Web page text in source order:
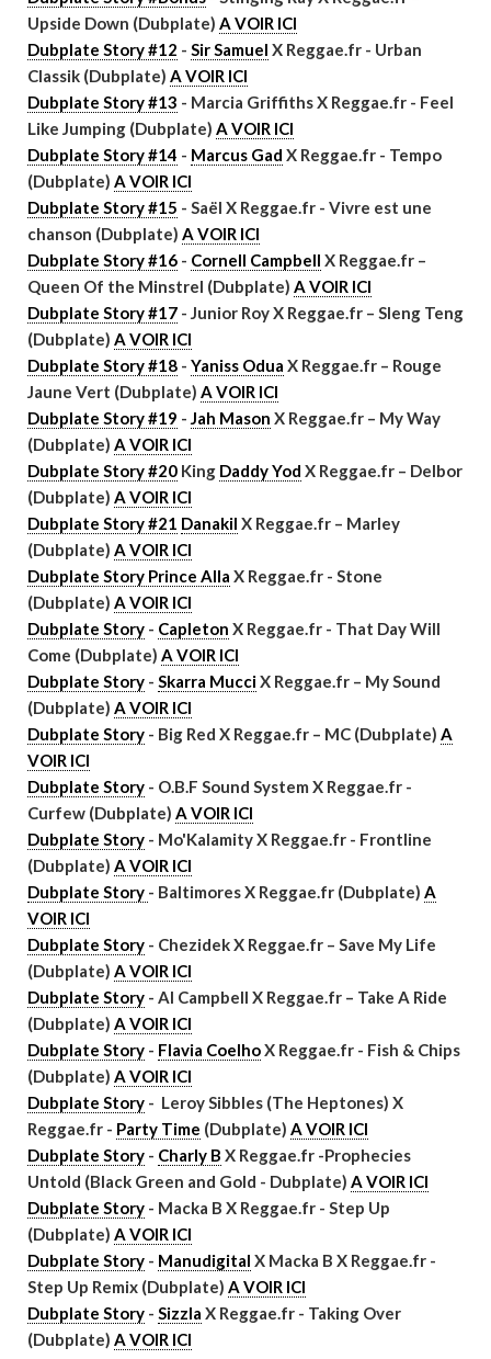
Upside Down (Dubplate) A VOIR ICI
Dubplate Story #12 - Sir Samuel X Reggae.fr - Urban
Classik (Dubplate) A VOIR ICI
Dubplate Story #13 - Marcia Griffiths X Reggae.fr - Feel
Like Jumping (Dubplate) A VOIR ICI
Dubplate Story #14 - Marcus Gad X Reggae.fr - Tempo
(Dubplate) A VOIR ICI
Dubplate Story #15 - Saël X Reggae.fr - Vivre est une
chanson (Dubplate) A VOIR ICI
Dubplate Story #16 - Cornell Campbell X Reggae.fr –
Queen Of the Minstrel (Dubplate) A VOIR ICI
Dubplate Story #17 - Junior Roy X Reggae.fr – Sleng Teng
(Dubplate) A VOIR ICI
Dubplate Story #18 - Yaniss Odua X Reggae.fr – Rouge
Jaune Vert (Dubplate) A VOIR ICI
Dubplate Story #19 - Jah Mason X Reggae.fr – My Way
(Dubplate) A VOIR ICI
Dubplate Story #20 King Daddy Yod X Reggae.fr – Delbor
(Dubplate) A VOIR ICI
Dubplate Story #21 Danakil X Reggae.fr – Marley
(Dubplate) A VOIR ICI
Dubplate Story Prince Alla X Reggae.fr - Stone
(Dubplate) A VOIR ICI
Dubplate Story - Capleton X Reggae.fr - That Day Will
Come (Dubplate) A VOIR ICI
Dubplate Story - Skarra MucciX Reggae.fr – My Sound
(Dubplate) A VOIR ICI
Dubplate Story - Big Red X Reggae.fr – MC (Dubplate) A
VOIR ICI
Dubplate Story - O.B.F Sound System X Reggae.fr -
Curfew (Dubplate) A VOIR ICI
Dubplate Story - Mo'Kalamity X Reggae.fr - Frontline
(Dubplate) A VOIR ICI
Dubplate Story - Baltimores X Reggae.fr (Dubplate) A
VOIR ICI
Dubplate Story - Chezidek X Reggae.fr – Save My Life
(Dubplate) A VOIR ICI
Dubplate Story - Al Campbell X Reggae.fr – Take A Ride
(Dubplate) A VOIR ICI
Dubplate Story - Flavia CoelhoX Reggae.fr - Fish & Chips
(Dubplate) A VOIR ICI
Dubplate Story - Leroy Sibbles (The Heptones) X
Reggae.fr - Party Time (Dubplate) A VOIR ICI
Dubplate Story - Charly B X Reggae.fr -Prophecies
Untold (Black Green and Gold - Dubplate) A VOIR ICI
Dubplate Story - Macka B X Reggae.fr - Step Up
(Dubplate) A VOIR ICI
Dubplate Story - Manudigital X Macka B X Reggae.fr -
Step Up Remix (Dubplate) A VOIR ICI
Dubplate Story - Sizzla X Reggae.fr - Taking Over
(Dubplate) A VOIR ICI